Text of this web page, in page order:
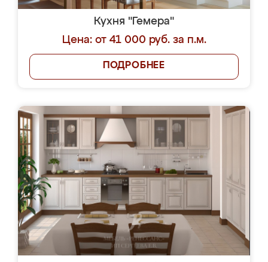
Кухня "Гемера"
Цена: от 41 000 руб. за п.м.
ПОДРОБНЕЕ